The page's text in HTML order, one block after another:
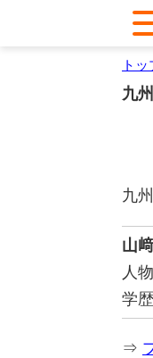
トッ
九
九
山
人
学
⇒